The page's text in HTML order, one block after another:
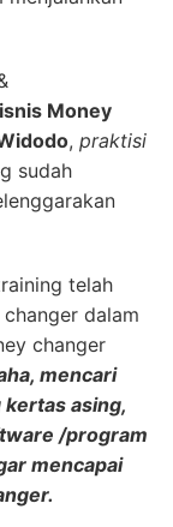
Money
, praktisi
sudah
telah
dalam
changer
mencari
kertas asing,
/program
mencapai